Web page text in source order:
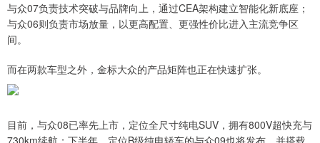
与众07负责技术突破与品牌向上，通过CEA架构建立智能化新底座；
与众06则负责市场放量，以更高配置、更强性价比进入主流竞争区
间。
而在两款车型之外，金标大众的产品矩阵也正在快速扩张。
目前，与众08已率先上市，定位全尺寸纯电SUV，拥有800V超快充与